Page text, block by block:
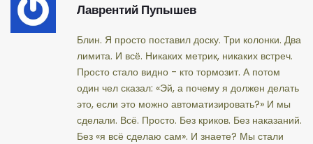
Лаврентий Пупышев
Блин. Я просто поставил доску. Три колонки. Два
лимита. И всё. Никаких метрик, никаких встреч.
Просто стало видно - кто тормозит. А потом
один чел сказал: «Эй, а почему я должен делать
это, если это можно автоматизировать?» И мы
сделали. Всё. Просто. Без криков. Без наказаний.
Без «я всё сделаю сам». И знаете? Мы стали